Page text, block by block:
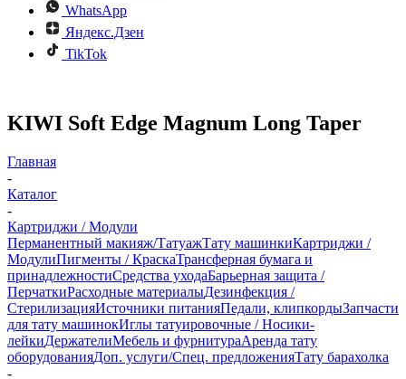
WhatsApp
Яндекс.Дзен
TikTok
KIWI Soft Edge Magnum Long Taper
Главная
-
Каталог
-
Картриджи / Модули
Перманентный макияж/ТатуажТату машинкиКартриджи /
МодулиПигменты / КраскаТрансферная бумага и
принадлежностиСредства уходаБарьерная защита /
ПерчаткиРасходные материалыДезинфекция /
СтерилизацияИсточники питанияПедали, клипкордыЗапчасти
для тату машинокИглы татуировочные / Носики-
лейкиДержателиМебель и фурнитураАренда тату
оборудованияДоп. услуги/Спец. предложенияТату барахолка
-